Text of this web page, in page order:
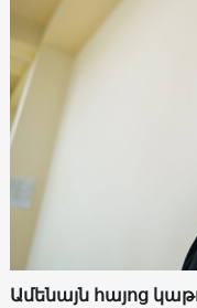
Ամենայն հայոց